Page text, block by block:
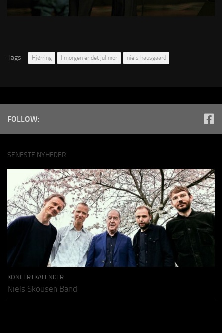
Tags: Hjørring I morgen er det jul mor niels hausgaard
FOLLOW:
SENESTE NYHEDER
KONCERTKALENDER
Niels Skousen Band